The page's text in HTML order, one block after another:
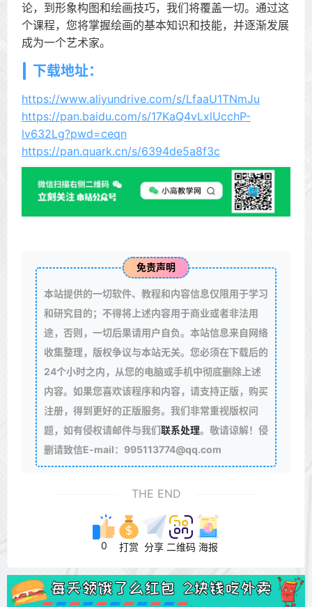
论，到形象构图和绘画技巧，我们将覆盖一切。通过这
个课程，您将掌握绘画的基本知识和技能，并逐渐发展
成为一个艺术家。
下载地址：
https://www.aliyundrive.com/s/LfaaU1TNmJu
https://pan.baidu.com/s/17KaQ4vLxlUcchP-
lv632Lg?pwd=ceqn
https://pan.quark.cn/s/6394de5a8f3c
免责声明
本站提供的一切软件、教程和内容信息仅限用于学习
和研究目的；不得将上述内容用于商业或者非法用
途，否则，一切后果请用户自负。本站信息来自网络
收集整理，版权争议与本站无关。您必须在下载后的
24个小时之内，从您的电脑或手机中彻底删除上述
内容。如果您喜欢该程序和内容，请支持正版，购买
注册，得到更好的正版服务。我们非常重视版权问
题，如有侵权请邮件与我们联系处理。敬请谅解！侵
删请致信E-mail：995113774@qq.com
THE END
0 打赏 分享 二维码 海报